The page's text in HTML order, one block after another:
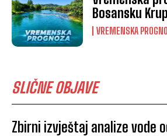
Bosansku
VREMENSKA
SLIČNE OBJAVE
Zbirni izvještaj analize vode